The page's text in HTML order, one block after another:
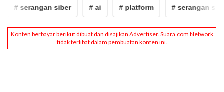
# serangan siber # ai # platform # serangan siber